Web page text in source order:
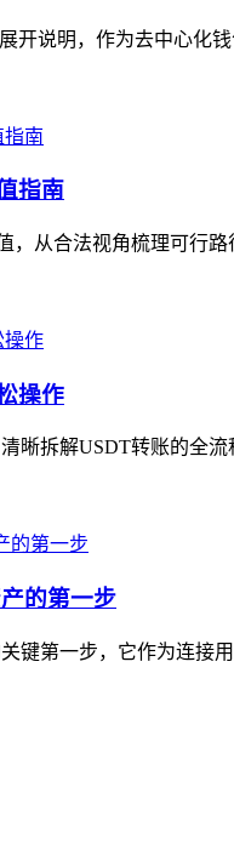
开说明，作为去中心化
指南
，从合法视角梳理可行
操作
晰拆解USDT转账的全
的第一步
键第一步，它作为连